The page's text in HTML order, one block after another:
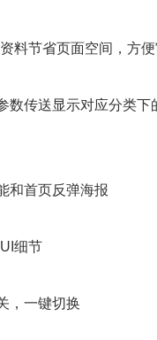
料节省页面空间，方
传送显示对应分类
和首页反弹海报
细节
，一键切换